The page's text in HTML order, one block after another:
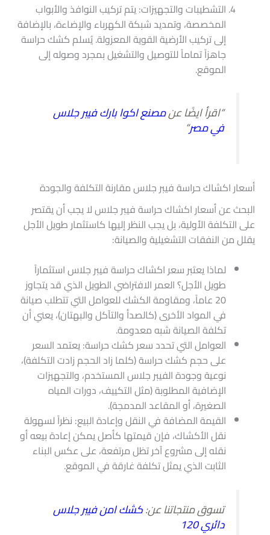
التشطيبات والتجهيزات: يتم تركيب النوافذ والأبواب
المخصصة، وتمديد شبكة الكهرباء والإضاءة، بالإضافة
إلى تركيب الأرضية القوية المعزولة. يُسلم كشك حراسة
جاهزاً تماماً للتوصيل والتشغيل بمجرد وصوله إلى
الموقع.
“اقرأ ايضًا عنمصنع اكوا بارك فيبر جلاس
في مصر“
أسعار اكشاك حراسة فيبر جلاس مقارنة التكلفة والجودة
البحث عن أسعار اكشاك حراسة فيبر جلاس لا يجب أن يقتصر
على التكلفة الأولية، بل يجب النظر إليها كاستثمار طويل الأجل
يقلل من النفقات التشغيلية والصيانة:
لماذا يعتبر سعر اكشاك حراسة فيبر جلاس استثماراً
طويل الأجل؟ العمر الافتراضي الطويل الذي قد يتجاوز
20 عاماً، ومقاومة الكشك للعوامل التي تتطلب صيانة
في المواد الأخرى (كالصدأ والتآكل والبهتان)، يعني أن
تكلفة الصيانة شبه معدومة.
العوامل التي تحدد سعر كشك حراسة: يعتمد السعر
على حجم كشك حراسة (كلما زاد الحجم زادت التكلفة)،
نوعية وجودة الفيبر جلاس المستخدم، والتجهيزات
الإضافية المطلوبة (مثل التكييف، دورات المياه
الصغيرة، أو المقاعد المدمجة).
القيمة المضافة في النقل وإعادة البيع: نظراً لسهولة
نقل الأكشاك، فإن قيمتها كأصل يمكن إعادة بيعه أو
نقله إلى مشروع آخر تظل مرتفعة، على عكس البناء
الثابت الذي يمثل تكلفة غارقة في الموقع.
تسوق منتجاتنا عن:كشك امن فيبر جلاس
دائري 120